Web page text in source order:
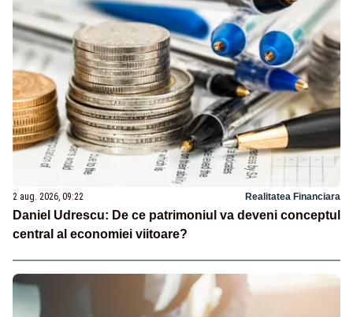
2 aug. 2026, 09:22 Realitatea Financiara
Daniel Udrescu: De ce patrimoniul va deveni conceptul
central al economiei viitoare?